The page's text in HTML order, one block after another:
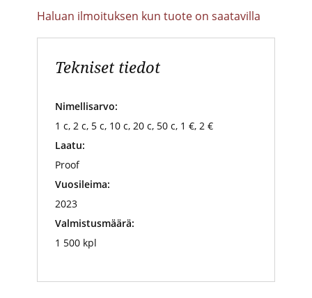
Haluan ilmoituksen kun tuote on saatavilla
Tekniset tiedot
Nimellisarvo:
1 c, 2 c, 5 c, 10 c, 20 c, 50 c, 1 €, 2 €
Laatu:
Proof
Vuosileima:
2023
Valmistusmäärä:
1 500 kpl